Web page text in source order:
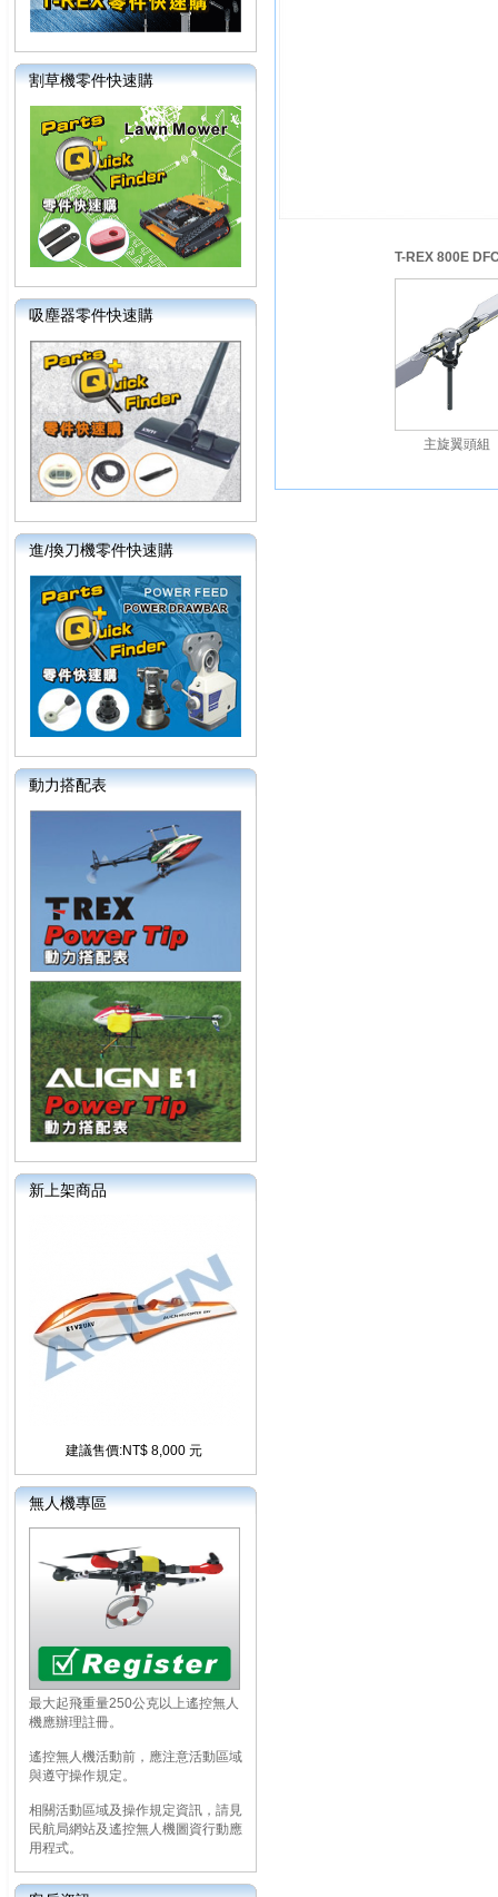
割草機零件快速購
吸塵器零件快速購
進/換刀機零件快速購
動力搭配表
新上架商品
建議售價:NT$ 8,000 元
無人機專區
最大起飛重量250公克以上遙控無人
機應辦理註冊。
遙控無人機活動前，應注意活動區域
與遵守操作規定。
相關活動區域及操作規定資訊，請見
民航局網站及遙控無人機圖資行動應
用程式。
T-REX 800E
主旋翼頭組